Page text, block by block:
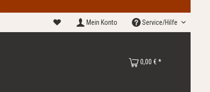
Mein Konto Service/Hilfe
0,00 € *